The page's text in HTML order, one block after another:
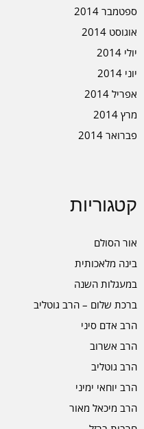
ספטמבר 2014
אוגוסט 2014
יולי 2014
יוני 2014
אפריל 2014
מרץ 2014
פברואר 2014
קטגוריות
אור הסולם
בינה מלאכותית
במעגלות השנה
ברכת שלום – הרב גוטליב
הרב אדם סיני
הרב אשרוב
הרב גוטליב
הרב יוחאי ימיני
הרב מיכאל מאור